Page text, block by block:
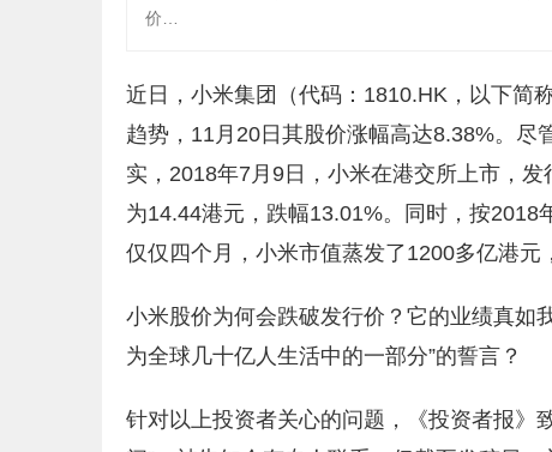
价…
近日，小米集团（代码：1810.HK，以下简
趋势，11月20日其股价涨幅高达8.38%。
实，2018年7月9日，小米在港交所上市，
为14.44港元，跌幅13.01%。同时，按
仅仅四个月，小米市值蒸发了1200多亿港元
小米股价为何会跌破发行价？它的业绩真如
为全球几十亿人生活中的一部分”的誓言？
针对以上投资者关心的问题，《投资者报》